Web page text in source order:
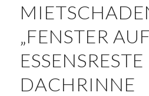
„FENSTER
DACHRINNE